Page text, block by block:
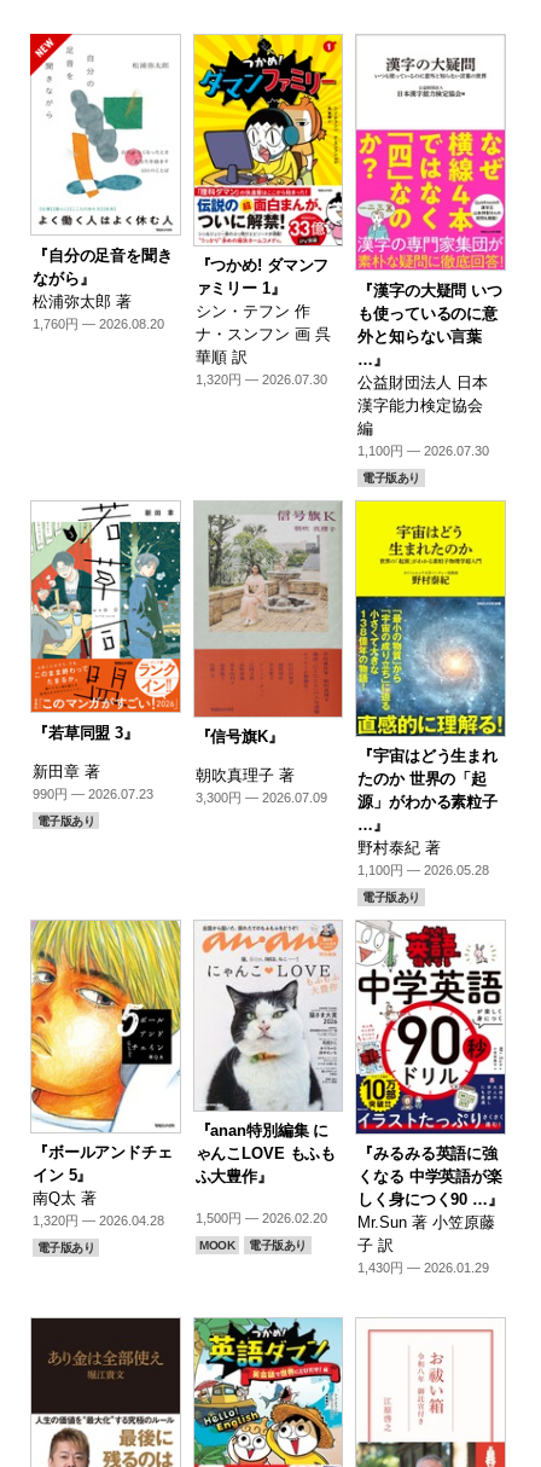
『自分の足音を聞き
ながら』
松浦弥太郎 著
1,760円 — 2026.08.20
『つかめ! ダマンフ
ァミリー 1』
シン・テフン 作
ナ・スンフン 画 呉
華順 訳
1,320円 — 2026.07.30
『漢字の大疑問 いつ
も使っているのに意
外と知らない言葉
…』
公益財団法人 日本
漢字能力検定協会
編
1,100円 — 2026.07.30
電子版あり
『若草同盟 3』
新田章 著
990円 — 2026.07.23
電子版あり
『信号旗K』
朝吹真理子 著
3,300円 — 2026.07.09
『宇宙はどう生まれ
たのか 世界の「起
源」がわかる素粒子
…』
野村泰紀 著
1,100円 — 2026.05.28
電子版あり
『ボールアンドチェ
イン 5』
南Q太 著
1,320円 — 2026.04.28
電子版あり
『anan特別編集 に
ゃんこLOVE もふも
ふ大豊作』
1,500円 — 2026.02.20
MOOK 電子版あり
『みるみる英語に強
くなる 中学英語が楽
しく身につく90 …』
Mr.Sun 著 小笠原藤
子 訳
1,430円 — 2026.01.29